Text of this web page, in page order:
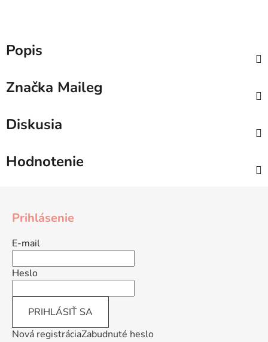
Popis
Značka Maileg
Diskusia
Hodnotenie
Prihlásenie
E-mail
Heslo
PRIHLÁSIŤ SA
Nová registráciaZabudnuté heslo